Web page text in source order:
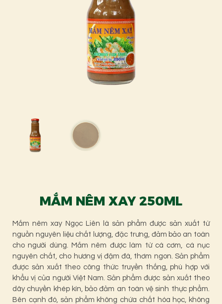
MẮM NÊM XAY 250ML
Mắm nêm xay Ngọc Liên là sản phẩm được sản xuất từ
nguồn nguyên liệu chất lượng, đặc trưng, đảm bảo an toàn
cho người dùng. Mắm nêm được làm từ cá cơm, cá nục
nguyên chất, cho hương vị đậm đà, thơm ngon. Sản phẩm
được sản xuất theo công thức truyền thống, phù hợp với
khẩu vị của người Việt Nam. Sản phẩm được sản xuất theo
dây chuyền khép kín, bảo đảm an toàn vệ sinh thực phẩm.
Bên cạnh đó, sản phẩm không chứa chất hóa học, không